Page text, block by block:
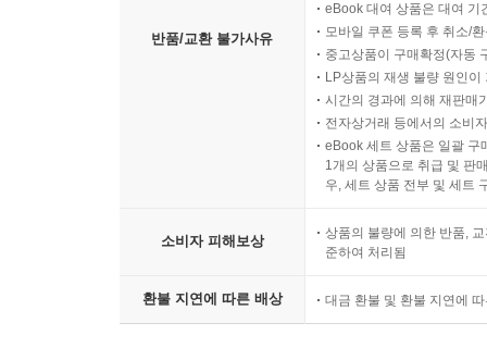
반품/교환 불가사유
eBook 대여 상품은 대여 기
모바일 쿠폰 등록 후 취소/
중고상품이 구매확정(자동
LP상품의 재생 불량 원인
시간의 경과에 의해 재판매
전자상거래 등에서의 소비
eBook 세트 상품은 일괄 구
1개의 상품으로 취급 및 판
우, 세트 상품 전부 및 세트
소비자 피해보상
상품의 불량에 의한 반품,
준하여 처리됨
환불 지연에 따른 배상 대금 환불 및 환불 지연에